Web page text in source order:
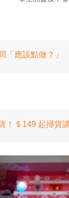
「應該點做？」
！＄149 起掃貨